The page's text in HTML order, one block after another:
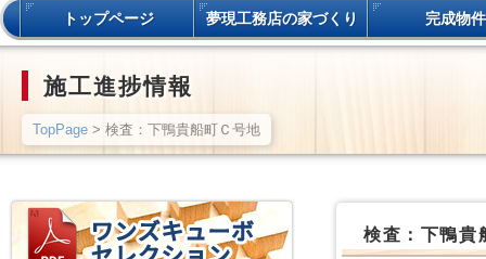
トップページ 夢現工務店の家づくり 完成物件
施工進捗情報
TopPage > 検査：下鴨貴船町Ｃ号地
検査：下鴨貴